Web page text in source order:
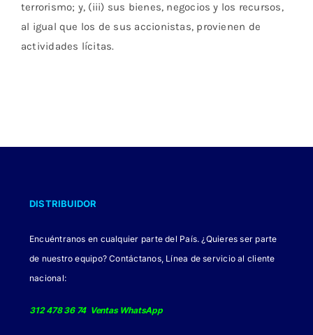
terrorismo; y, (iii) sus bienes, negocios y los recursos,
al igual que los de sus accionistas, provienen de
actividades lícitas.
DISTRIBUIDOR
Encuéntranos en cualquier parte del País. ¿Quieres ser parte
de nuestro equipo? Contáctanos, Línea de servicio al cliente
nacional:
312 478 36 74 Ventas WhatsApp